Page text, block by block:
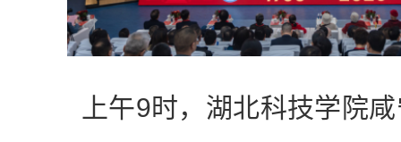
上午9时，湖北科技学院咸